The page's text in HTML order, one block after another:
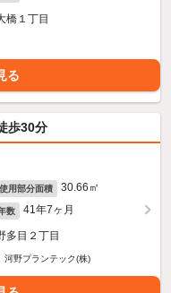
橋１丁目
る
歩30分
使用部分面積 30.66㎡
数 41年7ヶ月
多目２丁目
野プランテック(株)